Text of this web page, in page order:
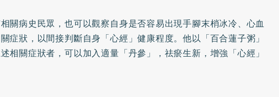
關病史民眾，也可以觀察自身是否容易出現手腳末梢冰冷、心血
症狀，以間接判斷自身「心經」健康程度。他以「百合蓮子粥」
相關症狀者，可以加入適量「丹參」，祛瘀生新，增強「心經」